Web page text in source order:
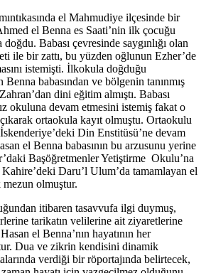
el Mahmudiye ilçesinde bir
el Benna es Saati’nin ilk çocuğu
Babası çevresinde saygınlığı olan
ile bir zattı, bu yüzden oğlunun Ezher’de
istemişti. İlkokula doğduğu
babasından ve bölgenin tanınmış
dini eğitim almıştı. Babası
okuluna devam etmesini istemiş fakat o
çıkarak ortaokula kayıt olmuştu. Ortaokulu
Din Enstitüsü’ne devam
el Benna babasının bu arzusunu yerine
Başöğretmenler Yetiştirme Okulu’na
Daru’l Ulum’da tamamlayan el
olmuştur.
itibaren tasavvufa ilgi duymuş,
tarikatın velilerine ait ziyaretlerine
el Benna’nın hayatının her
Dua ve zikrin kendisini dinamik
verdiği bir röportajında belirtecek,